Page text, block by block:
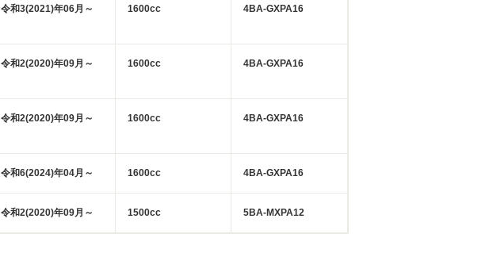
令和3(2021)年06月～ 1600cc 4BA-GXPA16
令和2(2020)年09月～ 1600cc 4BA-GXPA16
令和2(2020)年09月～ 1600cc 4BA-GXPA16
令和6(2024)年04月～ 1600cc 4BA-GXPA16
令和2(2020)年09月～ 1500cc 5BA-MXPA12